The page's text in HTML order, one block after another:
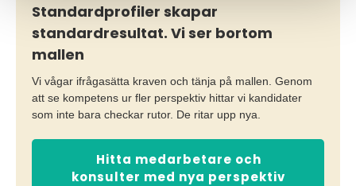
Standardprofiler skapar
standardresultat. Vi ser bortom
mallen
Vi vågar ifrågasätta kraven och tänja på mallen. Genom
att se kompetens ur fler perspektiv hittar vi kandidater
som inte bara checkar rutor. De ritar upp nya.
Hitta medarbetare och
konsulter med nya perspektiv